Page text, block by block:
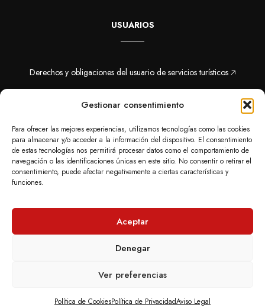
Gestionar consentimiento
Para ofrecer las mejores experiencias, utilizamos tecnologías como las cookies
para almacenar y/o acceder a la información del dispositivo. El consentimiento
de estas tecnologías nos permitirá procesar datos como el comportamiento de
navegación o las identificaciones únicas en este sitio. No consentir o retirar el
consentimiento, puede afectar negativamente a ciertas características y
funciones.
Aceptar
Denegar
Ver preferencias
Política de CookiesPolítica de PrivacidadAviso Legal
USUARIOS
Derechos y obligaciones del usuario de servicios turísticos 🡥
2026 iUrban. Todos los derechos reservados.